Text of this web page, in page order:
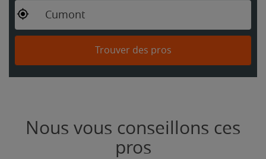
Cumont
Trouver des pros
Nous vous conseillons ces
pros